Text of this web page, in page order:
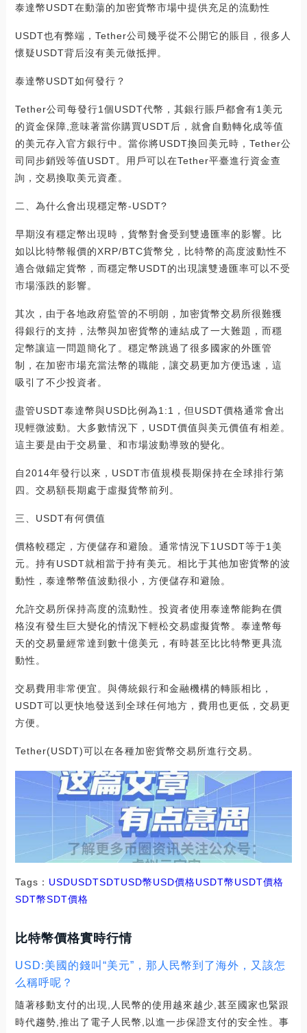
泰達幣USDT在動蕩的加密貨幣市場中提供充足的流動性
USDT也有弊端，Tether公司幾乎從不公開它的賬目，很多人
懷疑USDT背后沒有美元做抵押。
泰達幣USDT如何發行？
Tether公司每發行1個USDT代幣，其銀行賬戶都會有1美元
的資金保障,意味著當你購買USDT后，就會自動轉化成等值
的美元存入官方銀行中。當你將USDT換回美元時，Tether公
司同步銷毀等值USDT。用戶可以在Tether平臺進行資金查
詢，交易換取美元資產。
二、為什么會出現穩定幣-USDT?
早期沒有穩定幣出現時，貨幣對會受到雙邊匯率的影響。比
如以比特幣報價的XRP/BTC貨幣兌，比特幣的高度波動性不
適合做錨定貨幣，而穩定幣USDT的出現讓雙邊匯率可以不受
市場漲跌的影響。
其次，由于各地政府監管的不明朗，加密貨幣交易所很難獲
得銀行的支持，法幣與加密貨幣的連結成了一大難題，而穩
定幣讓這一問題簡化了。穩定幣跳過了很多國家的外匯管
制，在加密市場充當法幣的職能，讓交易更加方便迅速，這
吸引了不少投資者。
盡管USDT泰達幣與USD比例為1:1，但USDT價格通常會出
現輕微波動。大多數情況下，USDT價值與美元價值有相差。
這主要是由于交易量、和市場波動導致的變化。
自2014年發行以來，USDT市值規模長期保持在全球排行第
四。交易額長期處于虛擬貨幣前列。
三、USDT有何價值
價格較穩定，方便儲存和避險。通常情況下1USDT等于1美
元。持有USDT就相當于持有美元。相比于其他加密貨幣的波
動性，泰達幣幣值波動很小，方便儲存和避險。
允許交易所保持高度的流動性。投資者使用泰達幣能夠在價
格沒有發生巨大變化的情況下輕松交易虛擬貨幣。泰達幣每
天的交易量經常達到數十億美元，有時甚至比比特幣更具流
動性。
交易費用非常便宜。與傳統銀行和金融機構的轉賬相比，
USDT可以更快地發送到全球任何地方，費用也更低，交易更
方便。
Tether(USDT)可以在各種加密貨幣交易所進行交易。
Tags： USDUSDTSDTUSD幣USD價格USDT幣USDT價格
SDT幣SDT價格
比特幣價格實時行情
USD:美國的錢叫“美元”，那人民幣到了海外，又該怎
么稱呼呢？
隨著移動支付的出現,人民幣的使用越來越少,甚至國家也緊跟
時代趨勢,推出了電子人民幣,以進一步保證支付的安全性。事